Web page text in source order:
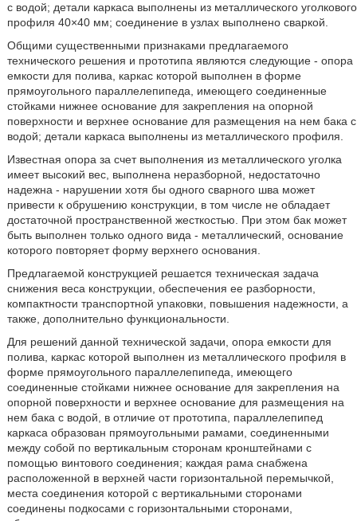
с водой; детали каркаса выполнены из металлического уголкового
профиля 40×40 мм; соединение в узлах выполнено сваркой.
Общими существенными признаками предлагаемого
технического решения и прототипа являются следующие - опора
емкости для полива, каркас которой выполнен в форме
прямоугольного параллелепипеда, имеющего соединенные
стойками нижнее основание для закрепления на опорной
поверхности и верхнее основание для размещения на нем бака с
водой; детали каркаса выполнены из металлического профиля.
Известная опора за счет выполнения из металлического уголка
имеет высокий вес, выполнена неразборной, недостаточно
надежна - нарушении хотя бы одного сварного шва может
привести к обрушению конструкции, в том числе не обладает
достаточной пространственной жесткостью. При этом бак может
быть выполнен только одного вида - металлический, основание
которого повторяет форму верхнего основания.
Предлагаемой конструкцией решается техническая задача
снижения веса конструкции, обеспечения ее разборности,
компактности транспортной упаковки, повышения надежности, а
также, дополнительно функциональности.
Для решений данной технической задачи, опора емкости для
полива, каркас которой выполнен из металлического профиля в
форме прямоугольного параллелепипеда, имеющего
соединенные стойками нижнее основание для закрепления на
опорной поверхности и верхнее основание для размещения на
нем бака с водой, в отличие от прототипа, параллелепипед
каркаса образован прямоугольными рамами, соединенными
между собой по вертикальным сторонам кронштейнами с
помощью винтового соединения; каждая рама снабжена
расположенной в верхней части горизонтальной перемычкой,
места соединения которой с вертикальными сторонами
соединены подкосами с горизонтальными сторонами,